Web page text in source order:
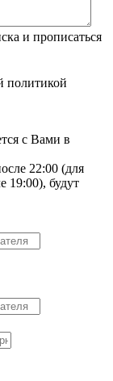
и прописаться
политикой
с Вами в
22:00 (для
19:00), будут